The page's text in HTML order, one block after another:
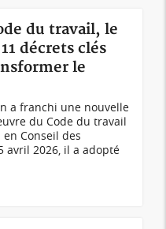
du travail, le
décrets clés
le
a franchi une nouvelle
du Code du travail
Conseil des
avril 2026, il a adopté